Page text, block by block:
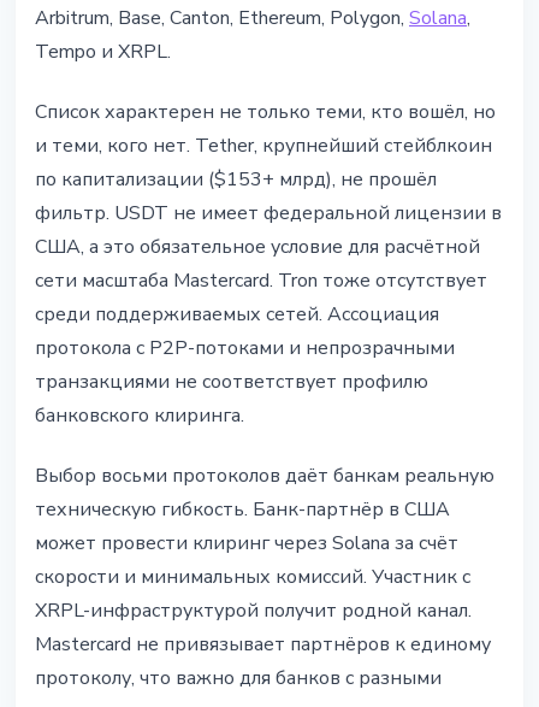
Arbitrum, Base, Canton, Ethereum, Polygon, Solana,
Tempo и XRPL.
Список характерен не только теми, кто вошёл, но
и теми, кого нет. Tether, крупнейший стейблкоин
по капитализации ($153+ млрд), не прошёл
фильтр. USDT не имеет федеральной лицензии в
США, а это обязательное условие для расчётной
сети масштаба Mastercard. Tron тоже отсутствует
среди поддерживаемых сетей. Ассоциация
протокола с P2P-потоками и непрозрачными
транзакциями не соответствует профилю
банковского клиринга.
Выбор восьми протоколов даёт банкам реальную
техническую гибкость. Банк-партнёр в США
может провести клиринг через Solana за счёт
скорости и минимальных комиссий. Участник с
XRPL-инфраструктурой получит родной канал.
Mastercard не привязывает партнёров к единому
протоколу, что важно для банков с разными